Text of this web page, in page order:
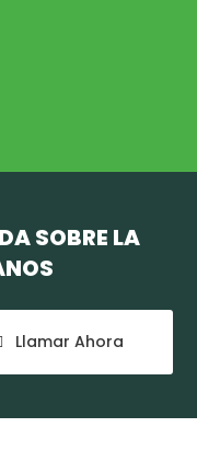
SOBRE LA
Llamar Ahora